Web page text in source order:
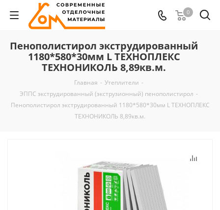
0
Пенополистирол экструдированный
1180*580*30мм L ТЕХНОПЛЕКС
ТЕХНОНИКОЛЬ 8,89кв.м.
Главная - Утеплители -
ЭППС экструдированный (экструзионный) пенополистирол -
Пенополистирол экструдированный 1180*580*30мм L ТЕХНОПЛЕКС
ТЕХНОНИКОЛЬ 8,89кв.м.